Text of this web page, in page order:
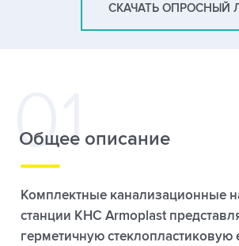
СКАЧАТЬ ОПРОСНЫЙ
Общее описание
Комплектные канализационные
станции КНС Armoplast
герметичную стеклопластиковую